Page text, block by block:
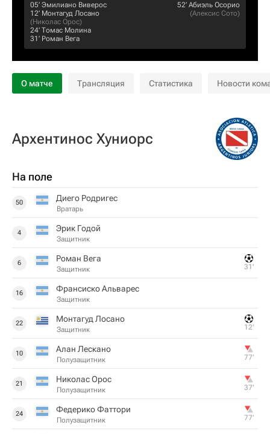
05‎’‎ Эмилиано Виверос
12‎’‎ Монтагуд Лосано
(Николас Орос)
24‎’‎ Томас Молина
31‎’‎ Роман Вега
52‎’‎ Абиэль Осорио
(Алексис Сото)
О матче Трансляция Статистика Новости
Архентинос Хуниорс
На поле
50 Диего Родригес
Вратарь
4 Эрик Годой
Защитник
6 Роман Вега
Защитник 31‎’‎
16 Франсиско Альварес
Защитник
22 Монтагуд Лосано
Защитник 12‎’‎
10 Алан Лескано
Полузащитник 77‎’‎
21 Николас Орос
Полузащитник 37‎’‎
24 Федерико Фаттори
Полузащитник 77‎’‎